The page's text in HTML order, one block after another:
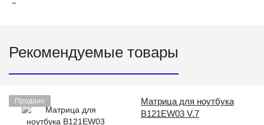
''
Рекомендуемые товары
Продано
Матрица для ноутбука
B121EW03 V.7